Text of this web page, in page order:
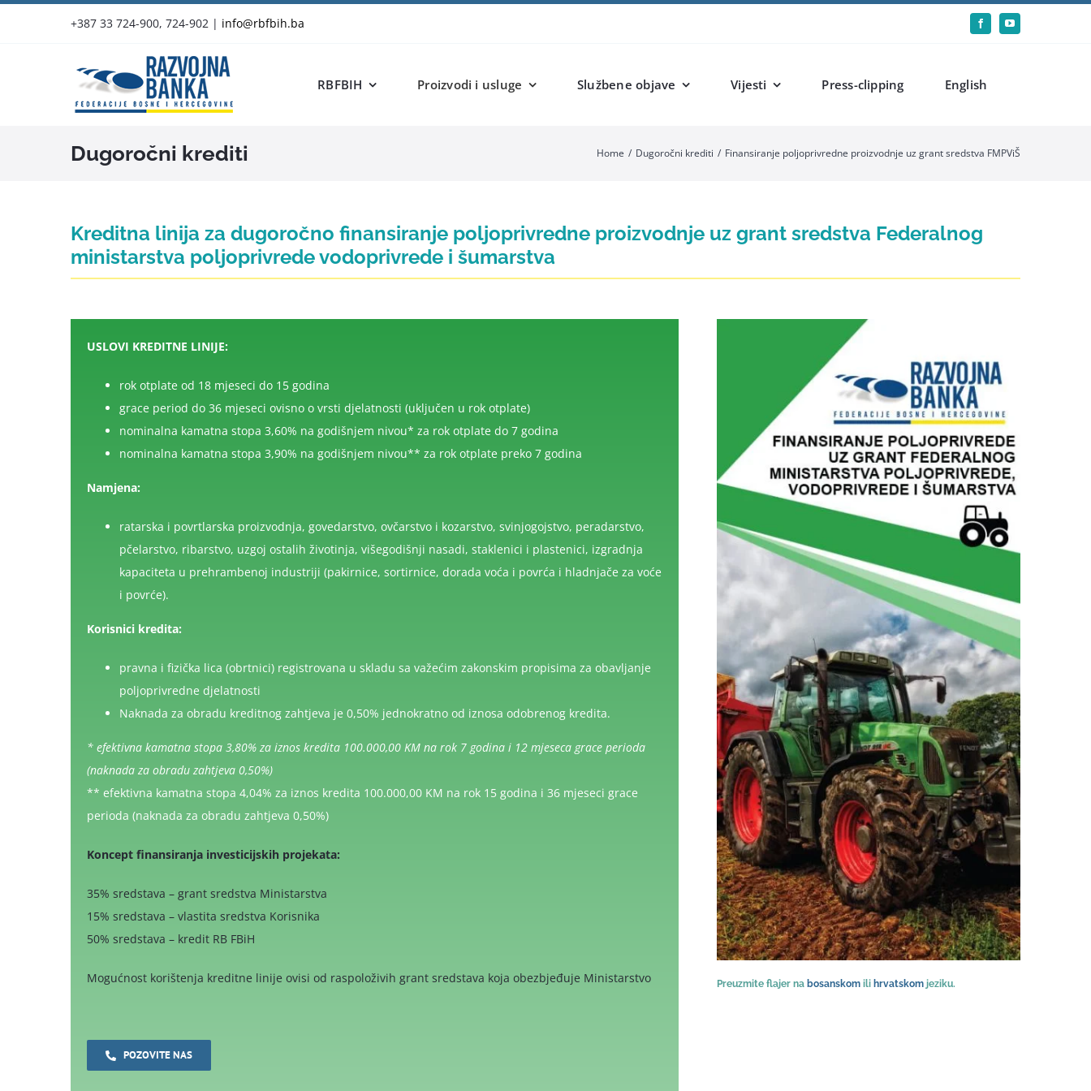
+387 33 724-900, 724-902 | info@rbfbih.ba
RBFBIH Proizvodi i usluge Službene objave Vijesti Press-clipping English
Dugoročni krediti Home Dugoročni krediti Finansiranje poljoprivredne proizvodnje uz grant sredstva FMPViŠ
Kreditna linija za dugoročno finansiranje poljoprivredne proizvodnje uz grant sredstva Federalnog
ministarstva poljoprivrede vodoprivrede i šumarstva
USLOVI KREDITNE LINIJE:
rok otplate od 18 mjeseci do 15 godina
grace period do 36 mjeseci ovisno o vrsti djelatnosti (uključen u rok otplate)
nominalna kamatna stopa 3,60% na godišnjem nivou* za rok otplate do 7 godina
nominalna kamatna stopa 3,90% na godišnjem nivou** za rok otplate preko 7 godina
Namjena:
ratarska i povrtlarska proizvodnja, govedarstvo, ovčarstvo i kozarstvo, svinjogojstvo, peradarstvo,
pčelarstvo, ribarstvo, uzgoj ostalih životinja, višegodišnji nasadi, staklenici i plastenici, izgradnja
kapaciteta u prehrambenoj industriji (pakirnice, sortirnice, dorada voća i povrća i hladnjače za voće
i povrće).
Korisnici kredita:
pravna i fizička lica (obrtnici) registrovana u skladu sa važećim zakonskim propisima za obavljanje
poljoprivredne djelatnosti
Naknada za obradu kreditnog zahtjeva je 0,50% jednokratno od iznosa odobrenog kredita.
* efektivna kamatna stopa 3,80% za iznos kredita 100.000,00 KM na rok 7 godina i 12 mjeseca grace perioda
(naknada za obradu zahtjeva 0,50%)
** efektivna kamatna stopa 4,04% za iznos kredita 100.000,00 KM na rok 15 godina i 36 mjeseci grace
perioda (naknada za obradu zahtjeva 0,50%)
Koncept finansiranja investicijskih projekata:
35% sredstava – grant sredstva Ministarstva
15% sredstava – vlastita sredstva Korisnika
50% sredstava – kredit RB FBiH
Mogućnost korištenja kreditne linije ovisi od raspoloživih grant sredstava koja obezbjeđuje Ministarstvo
POZOVITE NAS
Preuzmite flajer na bosanskom ili hrvatskomjeziku.